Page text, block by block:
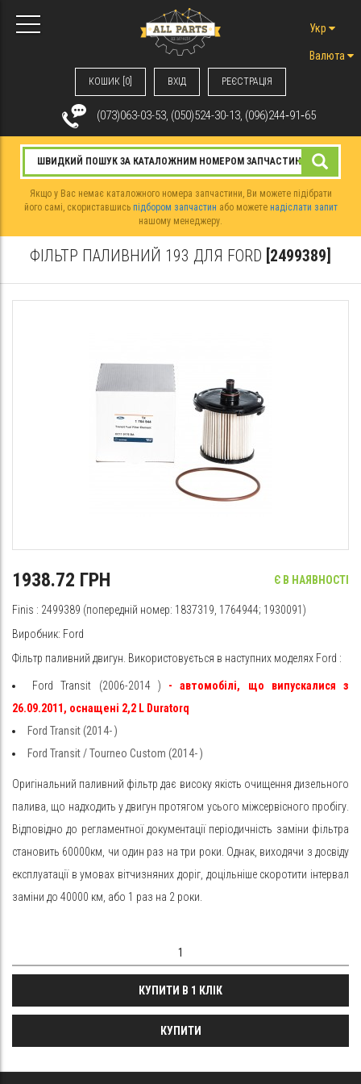
КОШИК [0] ВХIД РЕЄСТРАЦІЯ
Укр
Валюта
(073)063-03-53, (050)524-30-13, (096)244‑91‑65
Якщо у Вас немає каталожного номера запчастини, Ви можете підібрати
його самі, скориставшись підбором запчастин або можете надіслати запит
нашому менеджеру.
ФІЛЬТР ПАЛИВНИЙ 193 ДЛЯ FORD [2499389]
1938.72 ГРН Є В НАЯВНОСТІ
Finis : 2499389 (попередній номер: 1837319, 1764944; 1930091)
Виробник: Ford
Фільтр паливний двигун. Використовується в наступних моделях Ford :
Ford Transit (2006-2014) - автомобілі, що випускалися з
26.09.2011, оснащені 2,2 L Duratorq
Ford Transit(2014-)
Ford Transit / Tourneo Custom (2014-)
Оригінальний паливний фільтр дає високу якість очищення дизельного
палива, що надходить у двигун протягом усього міжсервісного пробігу.
Відповідно до регламентної документації періодичність заміни фільтра
становить 60000км, чи один раз на три роки. Однак, виходячи з досвіду
експлуатації в умовах вітчизняних доріг, доцільніше скоротити інтервал
заміни до 40000 км, або 1 раз на 2 роки.
КУПИТИ В 1 КЛІК
КУПИТИ